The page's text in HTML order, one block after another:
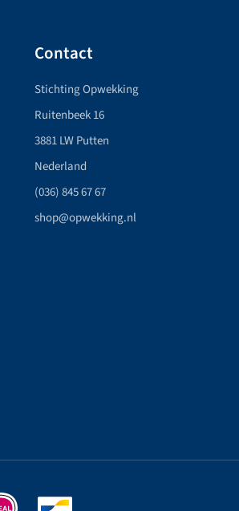
Contact
Stichting Opwekking
Ruitenbeek 16
3881 LW Putten
Nederland
(036) 845 67 67
shop@opwekking.nl